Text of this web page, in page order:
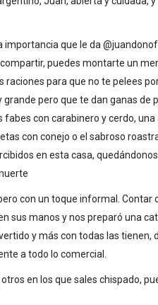
importancia que le da
puedes montarte un
para que no te pelees
pero que te dan ganas de
fabes con carabinero y cerdo,
con conejo o el sabroso
en esta casa,
con un toque informal. Contar
sus manos y nos preparó una
y más con todas las tienen,
a todo lo comercial.
en los que sales chispado,